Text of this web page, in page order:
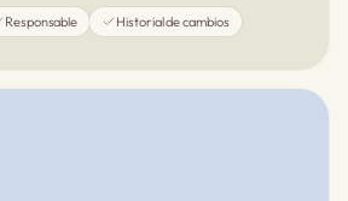
Responsable Historial de cambios